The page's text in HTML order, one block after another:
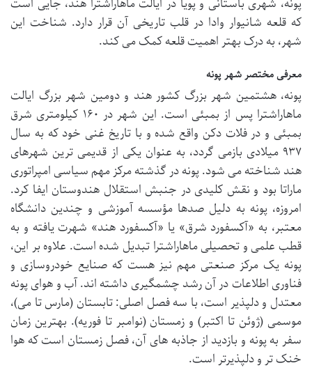
پونه، شهری باستانی و پویا در ایالت ماهاراشترا هند، جایی است
که قلعه شانیوار وادا در قلب تاریخی آن قرار دارد. شناخت این
شهر، به درک بهتر اهمیت قلعه کمک می کند.
معرفی مختصر شهر پونه
پونه، هشتمین شهر بزرگ کشور هند و دومین شهر بزرگ ایالت
ماهاراشترا پس از بمبئی است. این شهر در ۱۶۰ کیلومتری شرق
بمبئی و در فلات دکن واقع شده و با تاریخ غنی خود که به سال
۹۳۷ میلادی بازمی گردد، به عنوان یکی از قدیمی ترین شهرهای
هند شناخته می شود. پونه در گذشته مرکز مهم سیاسی امپراتوری
ماراتا بود و نقش کلیدی در جنبش استقلال هندوستان ایفا کرد.
امروزه، پونه به دلیل صدها مؤسسه آموزشی و چندین دانشگاه
معتبر، به «آکسفورد شرق» یا «آکسفورد هند» شهرت یافته و به
قطب علمی و تحصیلی ماهاراشترا تبدیل شده است. علاوه بر این،
پونه یک مرکز صنعتی مهم نیز هست که صنایع خودروسازی و
فناوری اطلاعات در آن رشد چشمگیری داشته اند. آب و هوای پونه
معتدل و دلپذیر است، با سه فصل اصلی: تابستان (مارس تا می)،
موسمی (ژوئن تا اکتبر) و زمستان (نوامبر تا فوریه). بهترین زمان
سفر به پونه و بازدید از جاذبه های آن، فصل زمستان است که هوا
خنک تر و دلپذیرتر است.